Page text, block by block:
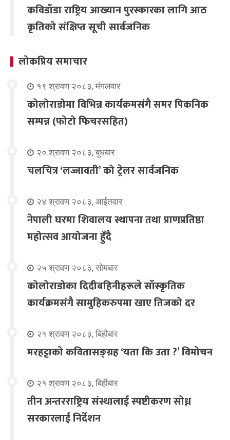
कविडाँडा राष्ट्रिय आख्यान पुरस्कारका लागि आठ
कृतिको संक्षिप्त सूची सार्वजनिक
लोकप्रिय समाचार
१९ श्रावण २०८३, मंगलवार
कोलोराडोमा विभिन्न कार्यक्रमसंगै समर पिकनिक
सम्पन्न (फोटो फिचरसहित)
२० श्रावण २०८३, बुधबार
चलचित्र ‘लज्जावती’ को ट्रेलर सार्वजनिक
२४ श्रावण २०८३, आईतवार
नेपाली घरमा शिवालय स्थापना तथा प्राणप्रतिष्ठा
महोत्सव आयोजना हुँदै
२५ श्रावण २०८३, सोमबार
कोलोराडोका दिदीबहिनीहरूले साँस्कृतिक
कार्यक्रमसंगै सामुहिकरुपमा खाए तिजको दर
२१ श्रावण २०८३, बिहीबार
मरहट्टाको कवितासङ्ग्रह ‘यता कि उता ?’ विमोचन
२१ श्रावण २०८३, बिहीबार
तीन अन्तरराष्ट्रिय संस्थालाई स्पष्टीकरण सोध्न
सरकारलाई निर्देशन